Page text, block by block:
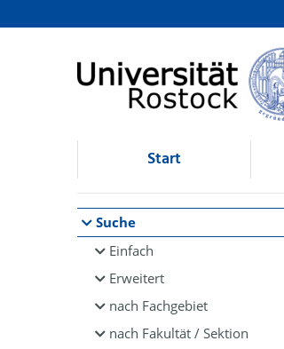
Browsen
direkt zum Inhalt
Start
Suche
Einfach
Erweitert
nach Fachgebiet
nach Fakultät / Sektion